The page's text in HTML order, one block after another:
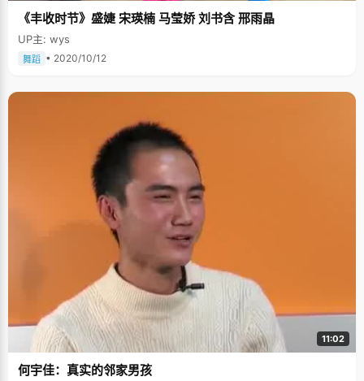
《丰收时节》盛婕 宋瑛楠 马莹娇 刘书含 邢雨晶
UP主: wys
舞蹈 • 2020/10/12
11:02
何宇佳：真实的邻家男孩